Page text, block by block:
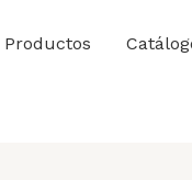
Productos